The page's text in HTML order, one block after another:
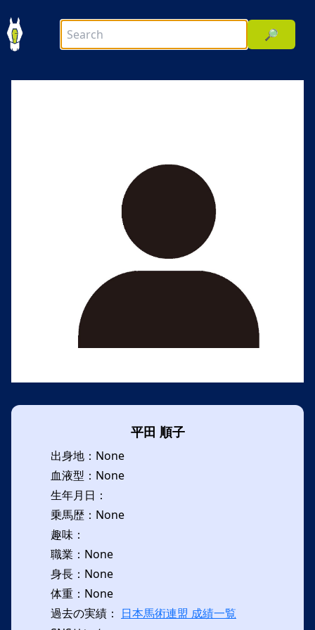
🔎
平田 順子
出身地：None
血液型：None
生年月日：
乗馬歴：None
趣味：
職業：None
身長：None
体重：None
過去の実績： 日本馬術連盟 成績一覧